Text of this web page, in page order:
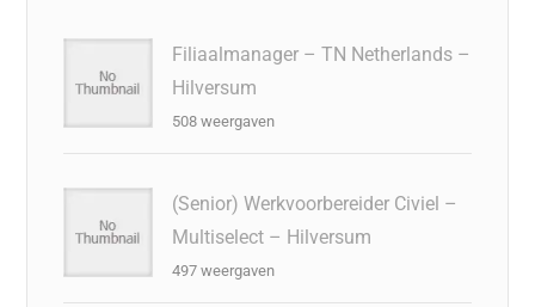
Filiaalmanager – TN Netherlands –
Hilversum
508 weergaven
(Senior) Werkvoorbereider Civiel –
Multiselect – Hilversum
497 weergaven